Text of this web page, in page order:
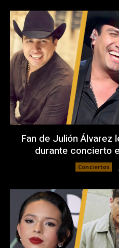
Fan de Julión Álvarez
durante concierto
Conciertos